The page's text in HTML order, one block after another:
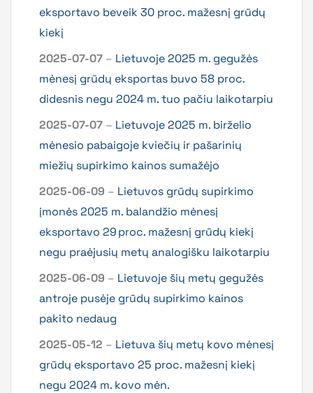
eksportavo beveik 30 proc. mažesnį grūdų
kiekį
2025-07-07 – Lietuvoje 2025 m. gegužės
mėnesį grūdų eksportas buvo 58 proc.
didesnis negu 2024 m. tuo pačiu laikotarpiu
2025-07-07 – Lietuvoje 2025 m. birželio
mėnesio pabaigoje kviečių ir pašarinių
miežių supirkimo kainos sumažėjo
2025-06-09 – Lietuvos grūdų supirkimo
įmonės 2025 m. balandžio mėnesį
eksportavo 29 proc. mažesnį grūdų kiekį
negu praėjusių metų analogišku laikotarpiu
2025-06-09 – Lietuvoje šių metų gegužės
antroje pusėje grūdų supirkimo kainos
pakito nedaug
2025-05-12 – Lietuva šių metų kovo mėnesį
grūdų eksportavo 25 proc. mažesnį kiekį
negu 2024 m. kovo mėn.